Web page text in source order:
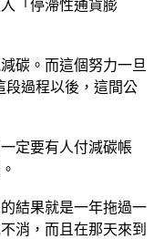
「停滯性通貨膨
碳。而這個努力一旦
段過程以後，這間公
定要有人付減碳帳
結果就是一年拖過一
消，而且在那天來到